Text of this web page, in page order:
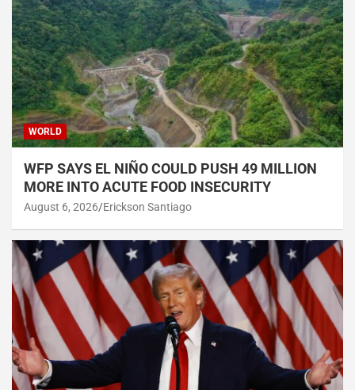
WORLD
WFP SAYS EL NIÑO COULD PUSH 49 MILLION
MORE INTO ACUTE FOOD INSECURITY
August 6, 2026 Erickson Santiago